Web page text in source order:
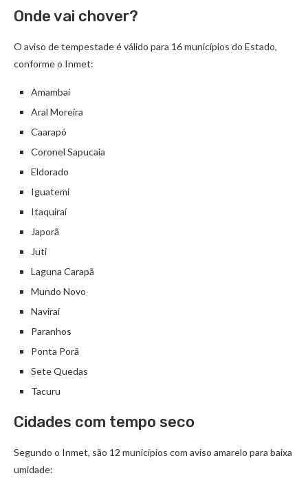
Onde vai chover?
O aviso de tempestade é válido para 16 municípios do Estado,
conforme o Inmet:
Amambai
Aral Moreira
Caarapó
Coronel Sapucaia
Eldorado
Iguatemi
Itaquiraí
Japorã
Juti
Laguna Carapã
Mundo Novo
Naviraí
Paranhos
Ponta Porã
Sete Quedas
Tacuru
Cidades com tempo seco
Segundo o Inmet, são 12 municípios com aviso amarelo para baixa
umidade: